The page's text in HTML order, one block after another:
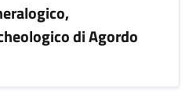
di Agordo